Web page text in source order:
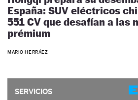
España: SUV eléctricos
551 CV que desafían a las
prémium
MARIO HERRÁEZ